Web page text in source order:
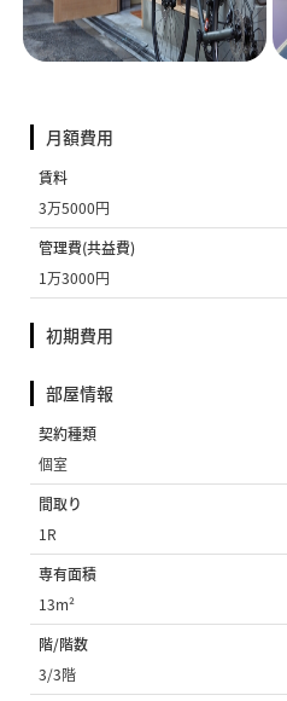
月額費用
賃料
3万5000円
管理費(共益費)
1万3000円
初期費用
部屋情報
契約種類
個室
間取り
1R
専有面積
13m²
階/階数
3/3階